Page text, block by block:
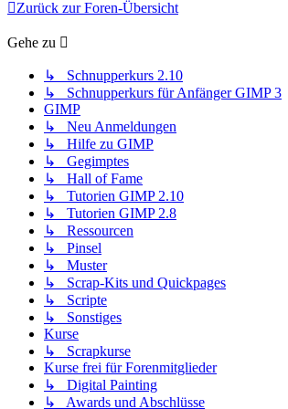
Zurück zur Foren-Übersicht
Gehe zu
↳ Schnupperkurs 2.10
↳ Schnupperkurs für Anfänger GIMP 3
GIMP
↳ Neu Anmeldungen
↳ Hilfe zu GIMP
↳ Gegimptes
↳ Hall of Fame
↳ Tutorien GIMP 2.10
↳ Tutorien GIMP 2.8
↳ Ressourcen
↳ Pinsel
↳ Muster
↳ Scrap-Kits und Quickpages
↳ Scripte
↳ Sonstiges
Kurse
↳ Scrapkurse
Kurse frei für Forenmitglieder
↳ Digital Painting
↳ Awards und Abschlüsse